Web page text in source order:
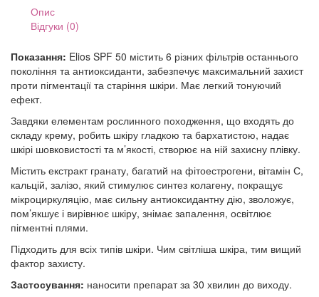
Опис
Відгуки (0)
Показання: Elios SPF 50 містить 6 різних фільтрів останнього
покоління та антиоксиданти, забезпечує максимальний захист
проти пігментації та старіння шкіри. Має легкий тонуючий
ефект.
Завдяки елементам рослинного походження, що входять до
складу крему, робить шкіру гладкою та бархатистою, надає
шкірі шовковистості та м’якості, створює на ній захисну плівку.
Містить екстракт гранату, багатий на фітоестрогени, вітамін С,
кальцій, залізо, який стимулює синтез колагену, покращує
мікроциркуляцію, має сильну антиоксидантну дію, зволожує,
пом’якшує і вирівнює шкіру, знімає запалення, освітлює
пігментні плями.
Підходить для всіх типів шкіри. Чим світліша шкіра, тим вищий
фактор захисту.
Застосування: наносити препарат за 30 хвилин до виходу.